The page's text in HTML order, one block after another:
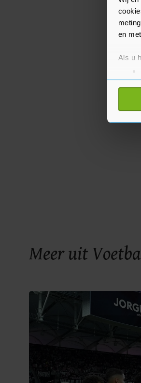
en
Als u
Lees
op
Meer uit